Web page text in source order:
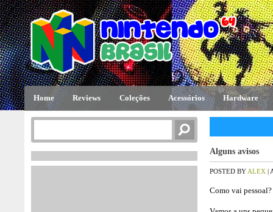
Home Reviews Coleções Acessórios Hardware
Alguns avisos
POSTED BY ALEX
Como vai pessoal?